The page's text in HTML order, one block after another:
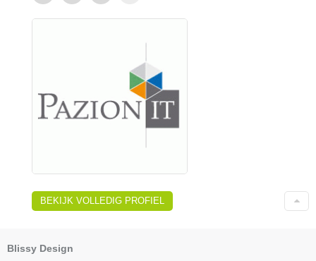
BEKIJK VOLLEDIG PROFIEL
Blissy Design